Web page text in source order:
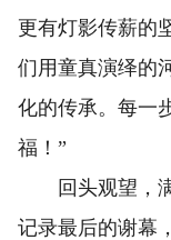
更有灯影传薪的
们用童真演绎的
化的传承。每一
福！”
回头观望，满
记录最后的谢幕